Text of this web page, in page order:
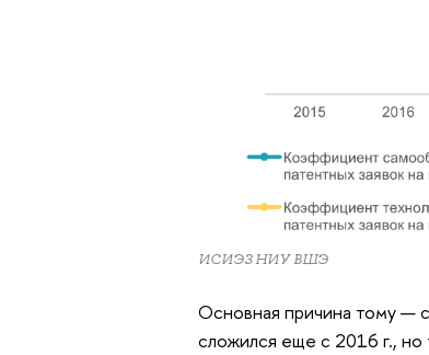
ИСИЭЗ НИУ ВШЭ
Основная причина тому —
сложился еще с 2016 г., но